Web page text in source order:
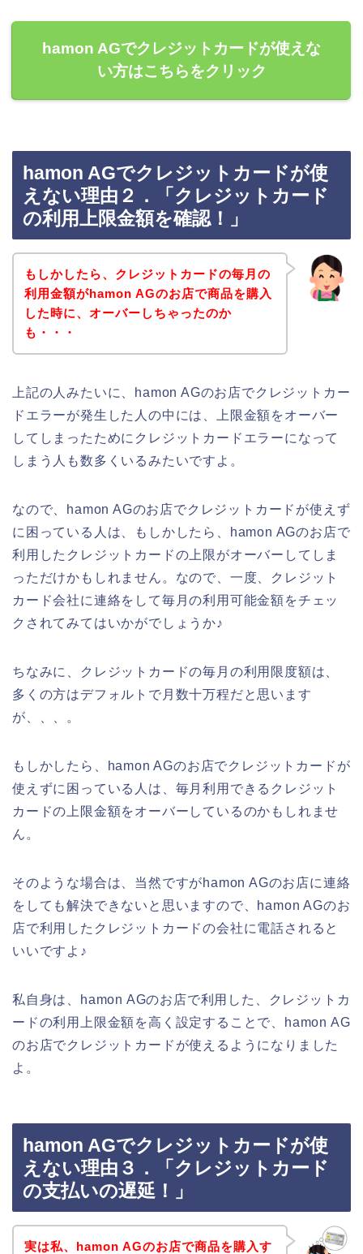
hamon AGでクレジットカードが使えな
い方はこちらをクリック
hamon AGでクレジットカードが使
えない理由２．「クレジットカード
の利用上限金額を確認！」
もしかしたら、クレジットカードの毎月の
利用金額がhamon AGのお店で商品を購入
した時に、オーバーしちゃったのか
も・・・
上記の人みたいに、hamon AGのお店でクレジットカー
ドエラーが発生した人の中には、上限金額をオーバー
してしまったためにクレジットカードエラーになって
しまう人も数多くいるみたいですよ。
なので、hamon AGのお店でクレジットカードが使えず
に困っている人は、もしかしたら、hamon AGのお店で
利用したクレジットカードの上限がオーバーしてしま
っただけかもしれません。なので、一度、クレジット
カード会社に連絡をして毎月の利用可能金額をチェッ
クされてみてはいかがでしょうか♪
ちなみに、クレジットカードの毎月の利用限度額は、
多くの方はデフォルトで月数十万程だと思います
が、、、。
もしかしたら、hamon AGのお店でクレジットカードが
使えずに困っている人は、毎月利用できるクレジット
カードの上限金額をオーバーしているのかもしれませ
ん。
そのような場合は、当然ですがhamon AGのお店に連絡
をしても解決できないと思いますので、hamon AGのお
店で利用したクレジットカードの会社に電話されると
いいですよ♪
私自身は、hamon AGのお店で利用した、クレジットカ
ードの利用上限金額を高く設定することで、hamon AG
のお店でクレジットカードが使えるようになりました
よ。
hamon AGでクレジットカードが使
えない理由３．「クレジットカード
の支払いの遅延！」
実は私、hamon AGのお店で商品を購入す